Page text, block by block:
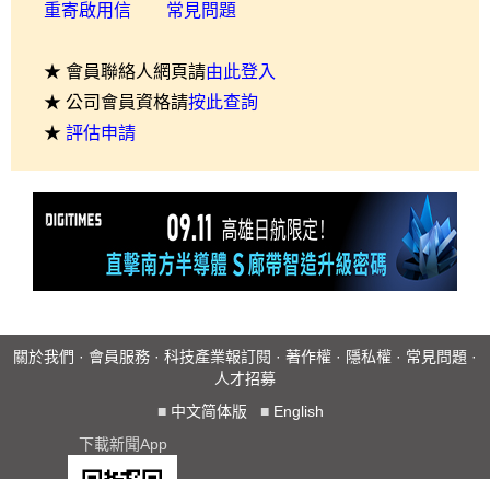
重寄啟用信 常見問題
★ 會員聯絡人網頁請由此登入
★ 公司會員資格請按此查詢
★ 評估申請
關於我們 · 會員服務 · 科技產業報訂閱 · 著作權 · 隱私權 · 常見問題 ·
人才招募
■ 中文简体版 ■ English
下載新聞App